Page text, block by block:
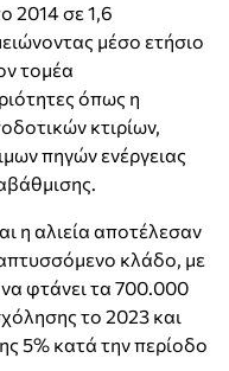
2014 σε 1,6
μέσο ετήσιο
τομέα
όπως η
κτιρίων,
πηγών ενέργειας
η αλιεία αποτέλεσαν
κλάδο, με
φτάνει τα 700.000
το 2023 και
5% κατά την περίοδο